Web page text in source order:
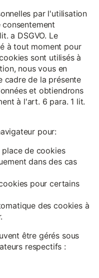
par l'utilisation
a DSGVO. Le
à tout moment pour
sont utilisés à
nous vous en
cadre de la présente
et obtiendrons
à l'art. 6 para. 1 lit.
pour:
de cookies
dans des cas
pour certains
des cookies à
être gérés sous
respectifs :